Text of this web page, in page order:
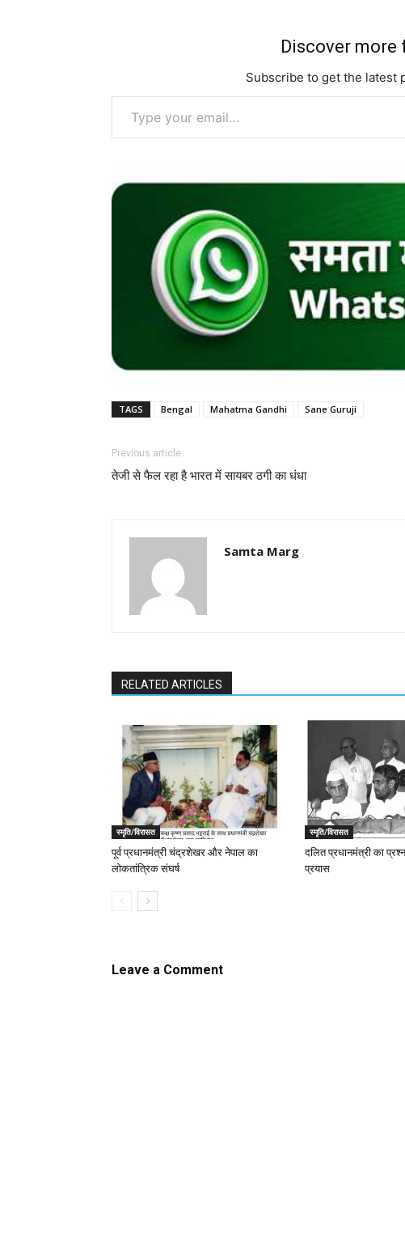
Discover more
Subscribe to get the latest
Type your email…
TAGS Bengal Mahatma Gandhi Sane Guruji
Previous article
तेजी से फैल रहा है भारत में सायबर ठगी का धंधा
Samta Marg
RELATED ARTICLES
स्मृति/विरासत
पूर्व प्रधानमंत्री चंद्रशेखर और नेपाल का
लोकतांत्रिक संघर्ष
स्मृति/विरासत
दलित प्रधानमंत्री का
प्रयास
Leave a Comment